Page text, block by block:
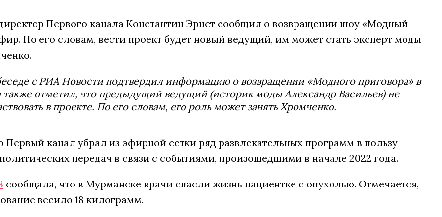
Первого канала Константин Эрнст сообщил о возвращении шоу «Модный
По его словам, вести проект будет новый ведущий, им может стать эксперт моды
с РИА Новости подтвердил информацию о возвращении «Модного приговора» в
отметил, что предыдущий ведущий (историк моды Александр Васильев) не
в проекте. По его словам, его роль может занять Хромченко.
канал убрал из эфирной сетки ряд развлекательных программ в пользу
передач в связи с событиями, произошедшими в начале 2022 года.
сообщала, что в Мурманске врачи спасли жизнь пациентке с опухолью. Отмечается,
весило 18 килограмм.